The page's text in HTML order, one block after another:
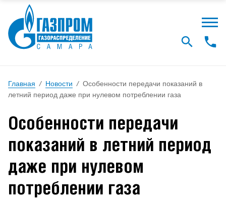
Главная / Новости / Особенности передачи показаний в
летний период даже при нулевом потреблении газа
Особенности передачи
показаний в летний период
даже при нулевом
потреблении газа